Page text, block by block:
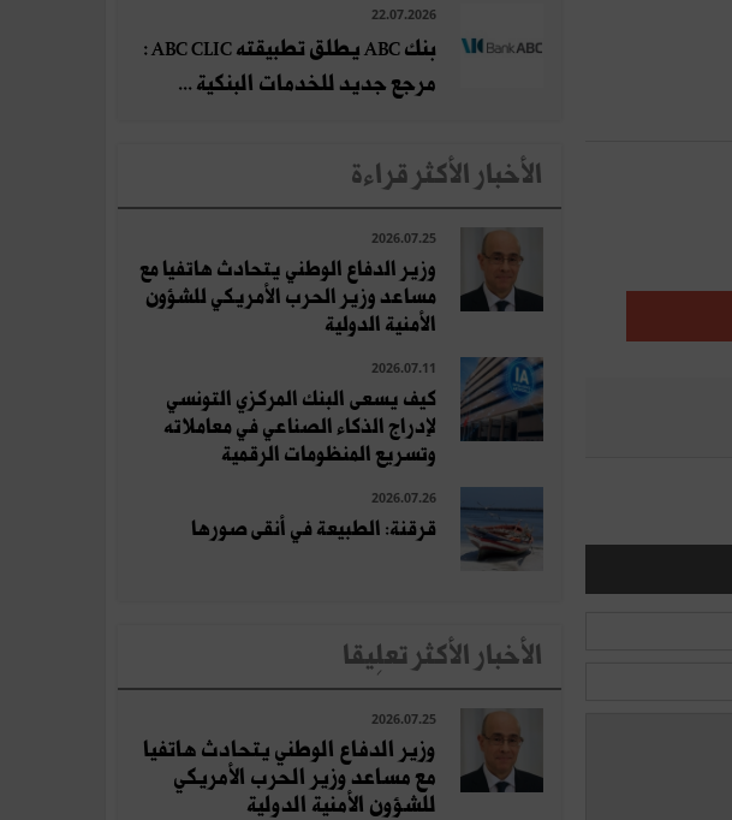
22.07.2026
بنك ABC يطلق تطبيقته ABC CLIC :
مرجع جديد للخدمات البنكية ...
الأخبار الأكثر قراءة
2026.07.25
وزير الدفاع الوطني يتحادث هاتفيا مع
مساعد وزير الحرب الأمريكي للشؤون
الأمنية الدولية
2026.07.11
كيف يسعى البنك المركزي التونسي
لإدراج الذكاء الصناعي في معاملاته
وتسريع المنظومات الرقمية
2026.07.26
قرقنة: الطبيعة في أنقى صورها
الأخبار الأكثر تعلِيقا
2026.07.25
وزير الدفاع الوطني يتحادث هاتفيا
مع مساعد وزير الحرب الأمريكي
للشؤون الأمنية الدولية